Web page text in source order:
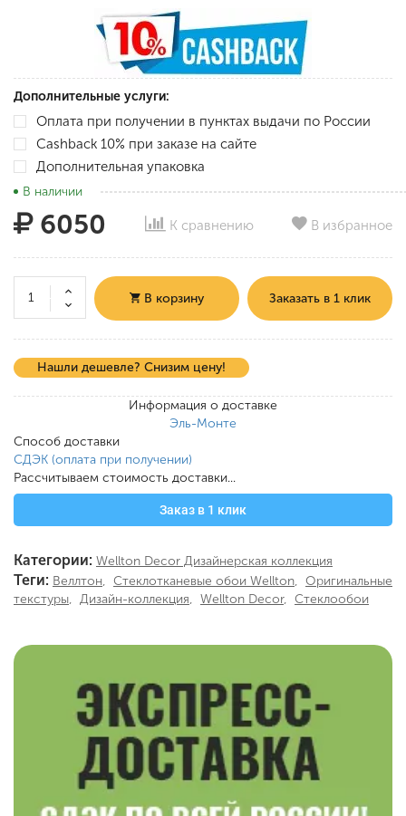
Дополнительные услуги:
Оплата при получении в пунктах выдачи по России
Cashback 10% при заказе на сайте
Дополнительная упаковка
В наличии
6050 К сравнению В избранное
В корзину Заказать в 1 клик
Нашли дешевле? Снизим цену!
Информация о доставке
Эль-Монте
Способ доставки
СДЭК (оплата при получении)
Рассчитываем стоимость доставки...
Заказ в 1 клик
Категории: Wellton Decor Дизайнерская коллекция
Теги: Веллтон, Стеклотканевые обои Wellton, Оригинальные
текстуры, Дизайн-коллекция, Wellton Decor, Стеклообои